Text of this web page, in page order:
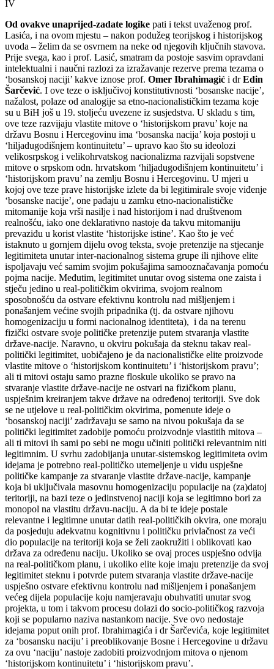
IV
Od ovakve unaprijed-zadate logike pati i tekst uvaženog prof.
Lasića, i na ovom mjestu – nakon podužeg teorijskog i historijskog
uvoda – želim da se osvrnem na neke od njegovih ključnih stavova.
Prije svega, kao i prof. Lasić, smatram da postoje sasvim opravdani
intelektualni i naučni razlozi za izražavanje rezerve prema tezama o
‘bosanskoj naciji’ kakve iznose prof. Omer Ibrahimagić i drEdin
Šarčević. I ove teze o isključivoj konstitutivnosti ‘bosanske nacije’,
nažalost, polaze od analogije sa etno-nacionalističkim tezama koje
su u BiH još u 19. stoljeću uvezene iz susjedstva. U skladu s tim,
ove teze razvijaju vlastite mitove o ‘historijskom pravu’ koje na
državu Bosnu i Hercegovinu ima ‘bosanska nacija’ koja postoji u
‘hiljadugodišnjem kontinuitetu’ – upravo kao što su ideolozi
velikosrpskog i velikohrvatskog nacionalizma razvijali sopstvene
mitove o srpskom odn. hrvatskom ‘hiljadugodišnjem kontinuitetu’ i
‘historijskom pravu’ na zemlju Bosnu i Hercegovinu. U mjeri u
kojoj ove teze prave historijske izlete da bi legitimirale svoje viđenje
‘bosanske nacije’, one padaju u zamku etno-nacionalističke
mitomanije koja vrši nasilje i nad historijom i nad društvenom
realnošću, iako one deklarativno nastoje da takvu mitomaniju
prevaziđu u korist vlastite ‘historijske istine’. Kao što je već
istaknuto u gornjem dijelu ovog teksta, svoje pretenzije na stjecanje
legitimiteta unutar inter-nacionalnog sistema grupe ili njihove elite
ispoljavaju već samim svojim pokušajima samooznačavanja pomoću
pojma nacije. Međutim, legitimitet unutar ovog sistema one zaista i
stječu jedino u real-političkim okvirima, svojom realnom
sposobnošću da ostvare efektivnu kontrolu nad mišljenjem i
ponašanjem većine svojih pripadnika (tj. da ostvare njihovu
homogenizaciju u formi nacionalnog identiteta), i da na terenu
fizički ostvare svoje političke pretenzije putem stvaranja vlastite
države-nacije. Naravno, u okviru pokušaja da steknu takav real-
politički legitimitet, uobičajeno je da nacionalističke elite proizvode
vlastite mitove o ‘historijskom kontinuitetu’ i ‘historijskom pravu’;
ali ti mitovi ostaju samo prazne floskule ukoliko se pravo na
stvaranje vlastite države-nacije ne ostvari na fizičkom planu,
uspješnim kreiranjem takve države na određenoj teritoriji. Sve dok
se ne utjelove u real-političkim okvirima, pomenute ideje o
‘bosanskoj naciji’ zadržavaju se samo na nivou pokušaja da se
politički legitimitet zadobije pomoću proizvodnje vlastitih mitova –
ali ti mitovi ih sami po sebi ne mogu učiniti politički relevantnim niti
legitimnim. U svrhu zadobijanja unutar-sistemskog legitimiteta ovim
idejama je potrebno real-političko utemeljenje u vidu uspješne
političke kampanje za stvaranje vlastite države-nacije, kampanje
koja bi uključivala masovnu homogenizaciju populacije na (za)datoj
teritoriji, na bazi teze o jedinstvenoj naciji koja se legitimno bori za
monopol na vlastitu državu-naciju. A da bi te ideje postale
relevantne i legitimne unutar datih real-političkih okvira, one moraju
da posjeduju adekvatnu kognitivnu i političku privlačnost za veći
dio populacije na teritoriji koja se želi zaokružiti i oblikovati kao
država za određenu naciju. Ukoliko se ovaj proces uspješno odvija
na real-političkom planu, i ukoliko elite koje imaju pretenzije da svoj
legitimitet steknu i potvrde putem stvaranja vlastite države-nacije
uspješno ostvare efektivnu kontrolu nad mišljenjem i ponašanjem
većeg dijela populacije koju namjeravaju obuhvatiti unutar svog
projekta, u tom i takvom procesu dolazi do socio-političkog razvoja
koji se popularno naziva nastankom nacije. Sve ovo nedostaje
idejama poput onih prof. Ibrahimagića i dr Šarčevića, koje legitimitet
za ‘bosansku naciju’ i preoblikovanje Bosne i Hercegovine u državu
za ovu ‘naciju’ nastoje zadobiti proizvodnjom mitova o njenom
‘historijskom kontinuitetu’ i ‘historijskom pravu’.